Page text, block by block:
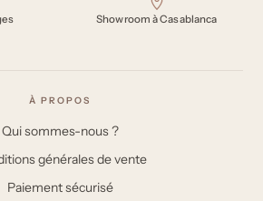
Showroom à Casablanca
À PROPOS
Qui sommes-nous ?
générales de vente
Paiement sécurisé